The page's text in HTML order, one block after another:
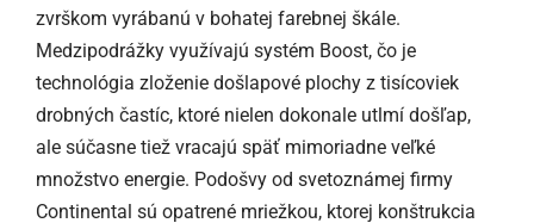
zvrškom vyrábanú v bohatej farebnej škále.
Medzipodrážky využívajú systém Boost, čo je
technológia zloženie došlapové plochy z tisícoviek
drobných častíc, ktoré nielen dokonale utlmí došľap,
ale súčasne tiež vracajú späť mimoriadne veľké
množstvo energie. Podošvy od svetoznámej firmy
Continental sú opatrené mriežkou, ktorej konštrukcia